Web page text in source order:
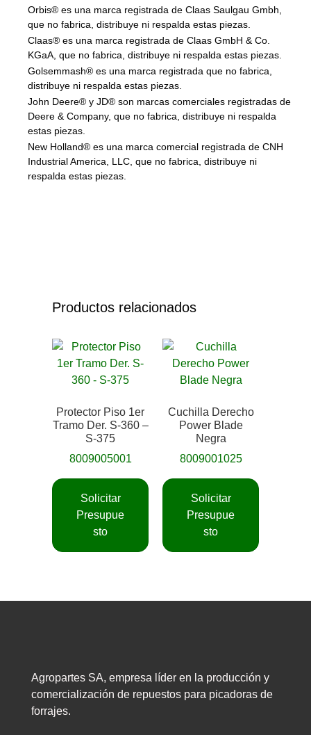
Orbis® es una marca registrada de Claas Saulgau Gmbh,
que no fabrica, distribuye ni respalda estas piezas.
Claas® es una marca registrada de Claas GmbH & Co.
KGaA, que no fabrica, distribuye ni respalda estas piezas.
Golsemmash® es una marca registrada que no fabrica,
distribuye ni respalda estas piezas.
John Deere® y JD® son marcas comerciales registradas de
Deere & Company, que no fabrica, distribuye ni respalda
estas piezas.
New Holland® es una marca comercial registrada de CNH
Industrial America, LLC, que no fabrica, distribuye ni
respalda estas piezas.
Productos relacionados
Protector Piso 1er
Tramo Der. S-360 –
S-375
8009005001
Solicitar
Presupue
sto
Cuchilla Derecho
Power Blade
Negra
8009001025
Solicitar
Presupue
sto
Agropartes SA, empresa líder en la producción y
comercialización de repuestos para picadoras de
forrajes.